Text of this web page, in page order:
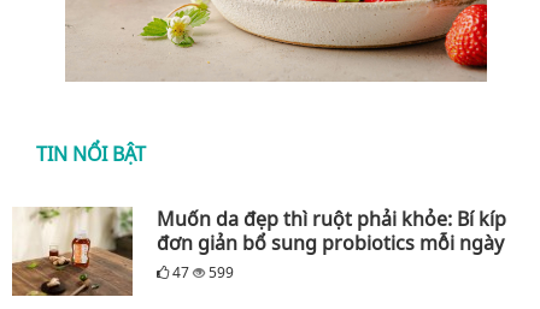
TIN NỔI BẬT
Muốn da đẹp thì ruột phải khỏe: Bí kíp
đơn giản bổ sung probiotics mỗi ngày
47 599